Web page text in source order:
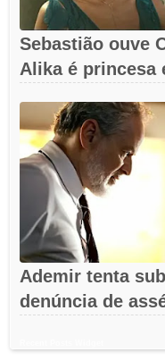
Sebastião ouve
Alika é princesa
Ademir tenta
denúncia de